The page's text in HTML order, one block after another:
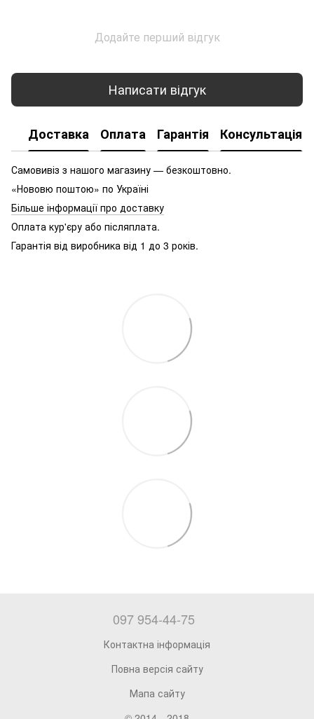
Додайте перший відгук
Написати відгук
Доставка Оплата Гарантія Консультація
Самовивіз з нашого магазину — безкоштовно.
«Нововю поштою» по Україні
Більше інформації про доставку
Оплата кур'єру або післяплата.
Гарантія від виробника від 1 до 3 років.
097 954-44-75
Контактна інформація
Повна версія сайту
Мапа сайту